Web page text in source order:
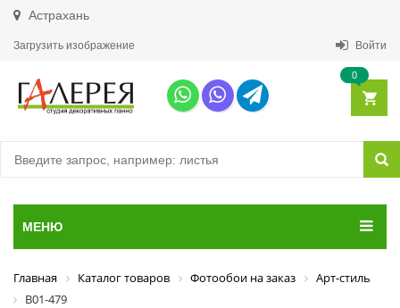
Астрахань
Загрузить изображение Войти
0
МЕНЮ
Главная Каталог товаров Фотообои на заказ
Арт-стиль
В01-479